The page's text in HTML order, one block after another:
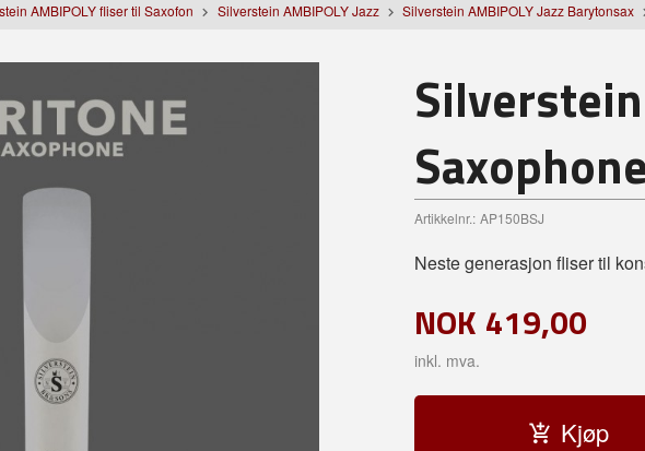
AMBIPOLY fliser til Saxofon Silverstein AMBIPOLY Jazz Silverstein AMBIPOLY Jazz Barytonsax
Artikkelnr.: AP150BSJ
Neste generasjon fliser til
NOK 419,00
inkl. mva.
Kjøp